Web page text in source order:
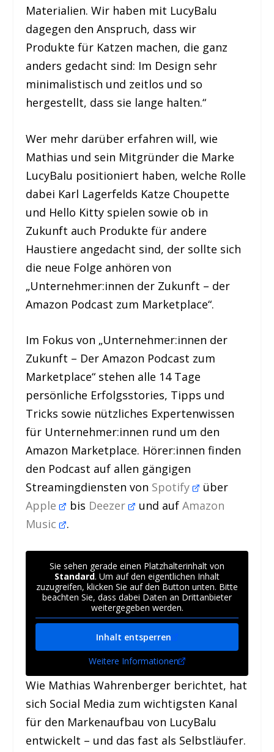
Materialien. Wir haben mit LucyBalu
dagegen den Anspruch, dass wir
Produkte für Katzen machen, die ganz
anders gedacht sind: Im Design sehr
minimalistisch und zeitlos und so
hergestellt, dass sie lange halten.“
Wer mehr darüber erfahren will, wie
Mathias und sein Mitgründer die Marke
LucyBalu positioniert haben, welche Rolle
dabei Karl Lagerfelds Katze Choupette
und Hello Kitty spielen sowie ob in
Zukunft auch Produkte für andere
Haustiere angedacht sind, der sollte sich
die neue Folge anhören von
„Unternehmer:innen der Zukunft – der
Amazon Podcast zum Marketplace“.
Im Fokus von „Unternehmer:innen der
Zukunft – Der Amazon Podcast zum
Marketplace“ stehen alle 14 Tage
persönliche Erfolgsstories, Tipps und
Tricks sowie nützliches Expertenwissen
für Unternehmer:innen rund um den
Amazon Marketplace. Hörer:innen finden
den Podcast auf allen gängigen
Streamingdiensten von Spotify
über
Apple
bis Deezer und aufAmazon
Music .
Sie sehen gerade einen Platzhalterinhalt von
Standard. Um auf den eigentlichen Inhalt
zuzugreifen, klicken Sie auf den Button unten. Bitte
beachten Sie, dass dabei Daten an Drittanbieter
weitergegeben werden.
Inhalt entsperren
Weitere Informationen
Wie Mathias Wahrenberger berichtet, hat
sich Social Media zum wichtigsten Kanal
für den Markenaufbau von LucyBalu
entwickelt – und das fast als Selbstläufer.